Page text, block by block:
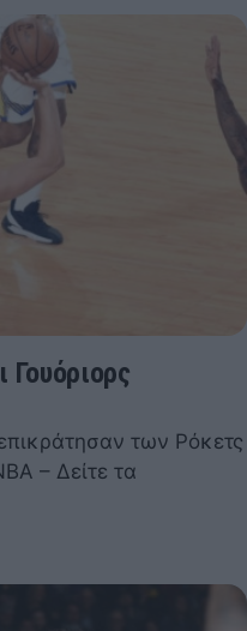
Γουόριορς
των Ρόκετς
– Δείτε τα